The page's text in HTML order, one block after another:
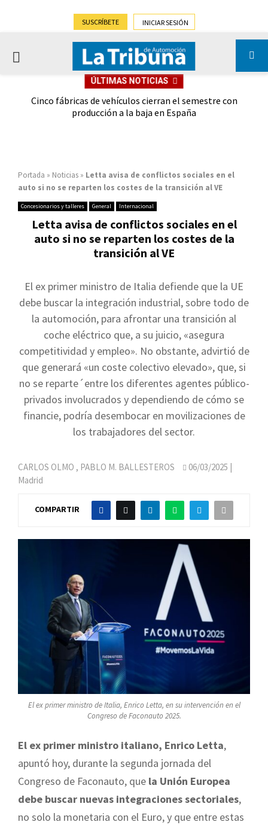
SUSCRÍBETE INICIAR SESIÓN
PRIMARY
ÚLTIMAS NOTICIAS
Cinco fábricas de vehículos cierran el semestre con
producción a la baja en España
Portada » Noticias » Letta avisa de conflictos sociales en el
auto si no se reparten los costes de la transición al VE
Concesionarios y talleres General Internacional
Letta avisa de conflictos sociales en el
auto si no se reparten los costes de la
transición al VE
El ex primer ministro de Italia defiende que la UE
debe buscar la integración industrial, sobre todo de
la automoción, para afrontar una transición al
coche eléctrico que, a su juicio, «asegura
competitividad y empleo». No obstante, advirtió de
que generará «un coste colectivo elevado», que, si
no se reparte´entre los diferentes agentes público-
privados involucrados y dependiendo de cómo se
financie, podría desembocar en movilizaciones de
los trabajadores del sector.
CARLOS OLMO , PABLO M. BALLESTEROS 06/03/2025 |
Madrid
COMPARTIR
El ex primer ministro de Italia, Enrico Letta, en su intervención en el
Congreso de Faconauto 2025.
El ex primer ministro italiano, Enrico Letta,
apuntó hoy, durante la segunda jornada del
Congreso de Faconauto, que la Unión Europea
debe buscar nuevas integraciones sectoriales,
no solo la monetaria con el Euro, y que entre estas